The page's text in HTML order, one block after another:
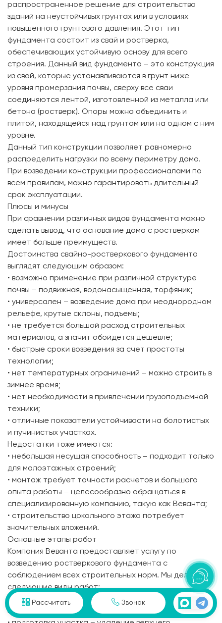
Рассчитать Звонок
распространенное решение для строительства
зданий на неустойчивых грунтах или в условиях
повышенного грунтового давления. Этот тип
фундамента состоит из свай и ростверка,
обеспечивающих устойчивую основу для всего
строения. Данный вид фундамента – это конструкция
из свай, которые устанавливаются в грунт ниже
уровня промерзания почвы, сверху все сваи
соединяются лентой, изготовленной из металла или
бетона (ростверк). Опоры можно объединить и
плитой, находящейся над грунтом или на одном с ним
уровне.
Данный тип конструкции позволяет равномерно
распределить нагрузки по всему периметру дома.
При возведении конструкции профессионалами по
всем правилам, можно гарантировать длительный
срок эксплуатации.
Плюсы и минусы
При сравнении различных видов фундамента можно
сделать вывод, что основание дома с ростверком
имеет больше преимуществ.
Достоинства свайно-ростверкового фундамента
выглядят следующим образом:
• возможно применение при различной структуре
почвы – подвижная, водонасыщенная, торфяник;
• универсален – возведение дома при неоднородном
рельефе, крутые склоны, подъемы;
• не требуется большой расход строительных
материалов, а значит обойдется дешевле;
• быстрые сроки возведения за счет простоты
технологии;
• нет температурных ограничений – можно строить в
зимнее время;
• нет необходимости в привлечении грузоподъемной
техники;
• отличные показатели устойчивости на болотистых
и пучинистых участках.
Недостатки тоже имеются:
• небольшая несущая способность – подходит только
для малоэтажных строений;
• монтаж требует точности расчетов и большого
опыта работы – целесообразно обращаться в
специализированную компанию, такую как Веванта;
• строительство цокольного этажа потребует
значительных вложений.
Основные этапы работ
Компания Веванта предоставляет услугу по
возведению ростверкового фундамента с
соблюдением всех строительных норм. Мы делаем
следующие виды работ:
• согласование проекта с расчетами всех возможных
нагрузок;